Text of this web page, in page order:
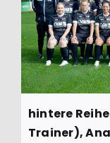
hintere
Trainer),